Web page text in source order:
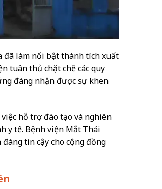
đã làm nổi bật thành tích xuất
tuân thủ chặt chẽ các quy
đáng nhận được sự khen
hỗ trợ đào tạo và nghiên
y tế. Bệnh viện Mắt Thái
tin cậy cho cộng đồng